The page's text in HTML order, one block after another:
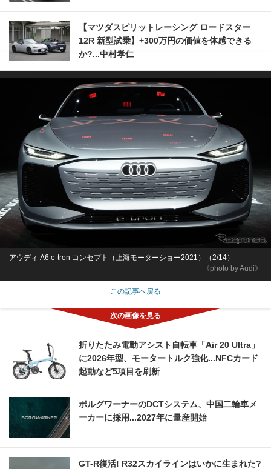
【マツダスピリットレーシング ロードスター
12R 新型試乗】+300万円の価値を体感できる
か?...中村孝仁
《photo by Audi》
アウディ A6 e-tron コンセプト（上海モーターショー2021）（2/14）
この記事へ戻る
折りたたみ電動アシスト自転車「Air 20 Ultra」
に2026年型、モータートルク強化...NFCカード
起動など5項目を刷新
ボルグワーナーのDCTシステム、中国二輪車メ
ーカーに採用...2027年に量産開始
GT-R復活! R32スカイラインはいかに生まれた?